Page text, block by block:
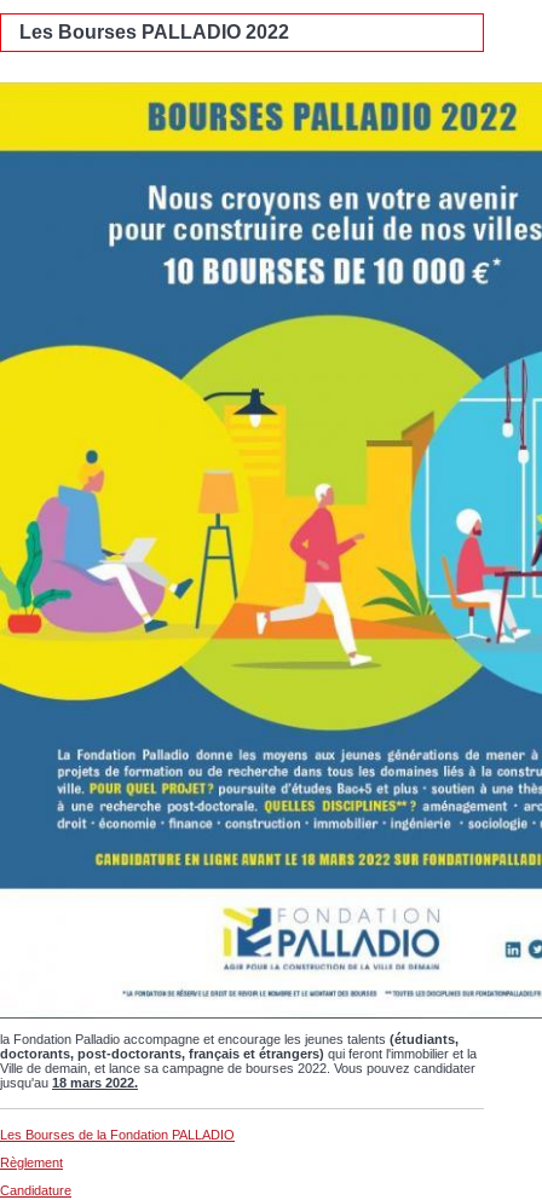
Les Bourses PALLADIO 2022
la Fondation Palladio accompagne et encourage les jeunes talents (étudiants,
doctorants, post-doctorants, français et étrangers) qui feront l'immobilier et la
Ville de demain, et lance sa campagne de bourses 2022. Vous pouvez candidater
jusqu'au 18 mars 2022.
Les Bourses de la Fondation PALLADIO
Règlement
Candidature